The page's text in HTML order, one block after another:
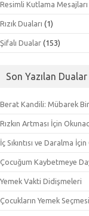
Resimli Kutlama Mesajları
Rızık Duaları (1)
Şifalı Dualar (153)
Son Yazılan Dualar
Berat Kandili: Mübarek
Rızkın Artması İçin
İç Sıkıntısı ve Daralma
Çocuğum Kaybetmeye
Yemek Vakti Didişmeleri
Çocukların Yemek Seçmesi